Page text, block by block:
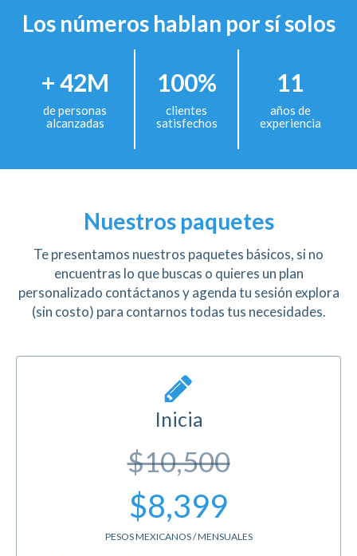
Los números hablan por sí solos
+ 42M
de personas
alcanzadas
100%
clientes
satisfechos
11
años de
experiencia
Nuestros paquetes
Te presentamos nuestros paquetes básicos, si no
encuentras lo que buscas o quieres un plan
personalizado contáctanos y agenda tu sesión explora
(sin costo) para contarnos todas tus necesidades.
Inicia
$10,500
$8,399
PESOS MEXICANOS / MENSUALES